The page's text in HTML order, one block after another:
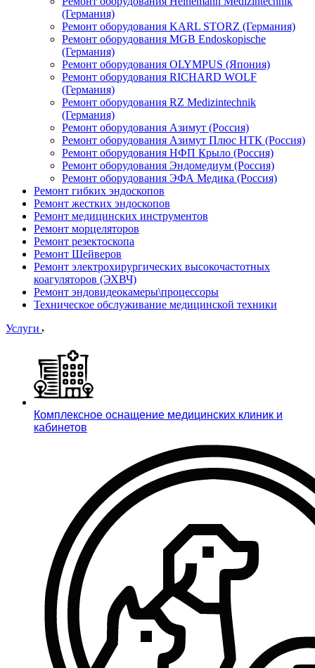
(Германия)
Ремонт оборудования KARL STORZ (Германия)
Ремонт оборудования MGB Endoskopische
(Германия)
Ремонт оборудования OLYMPUS (Япония)
Ремонт оборудования RICHARD WOLF
(Германия)
Ремонт оборудования RZ Medizintechnik
(Германия)
Ремонт оборудования Азимут (Россия)
Ремонт оборудования Азимут Плюс НТК (Россия)
Ремонт оборудования НФП Крыло (Россия)
Ремонт оборудования Эндомедиум (Россия)
Ремонт оборудования ЭФА Медика (Россия)
Ремонт гибких эндоскопов
Ремонт жестких эндоскопов
Ремонт медицинских инструментов
Ремонт морцеляторов
Ремонт резектоскопа
Ремонт Шейверов
Ремонт электрохирургических высокочастотных
коагуляторов (ЭХВЧ)
Ремонт эндовидеокамеры\процессоры
Техническое обслуживание медицинской техники
Услуги
Комплексное оснащение медицинских клиник и
кабинетов